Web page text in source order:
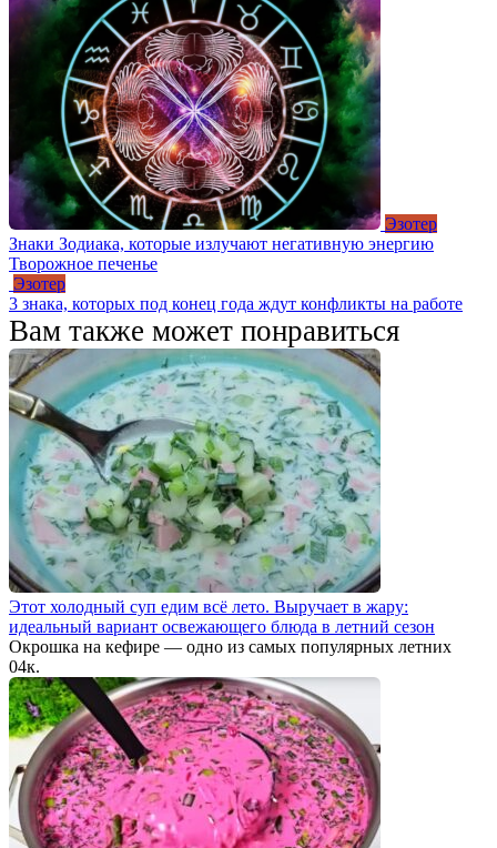
Эзотер
Знаки Зодиака, которые излучают негативную энергию
Творожное печенье
Эзотер
3 знака, которых под конец года ждут конфликты на работе
Вам также может понравиться
Этот холодный суп едим всё лето. Выручает в жару:
идеальный вариант освежающего блюда в летний сезон
Окрошка на кефире — одно из самых популярных летних
04к.